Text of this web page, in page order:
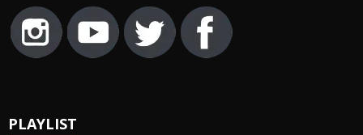
PLAYLIST